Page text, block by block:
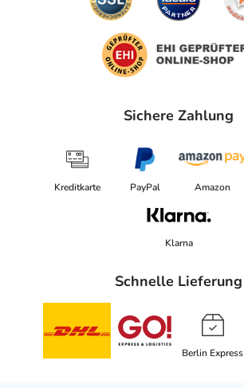
Sichere Zahlung
Kreditkarte PayPal Amazon
Klarna
Schnelle Lieferung
Berlin Express